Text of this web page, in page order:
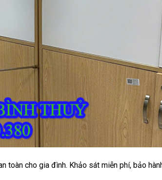
toàn cho gia đình. Khảo sát miễn phí, bảo